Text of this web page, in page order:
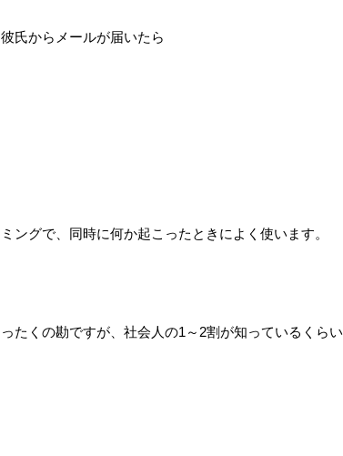
氏からメールが届いたら
ングで、同時に何か起こったときによく使います。
たくの勘ですが、社会人の1～2割が知っているくらい